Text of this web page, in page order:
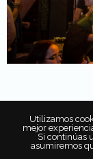
Un
Ciudad
Utilizamos
mejor
Si continúas
asumiremos